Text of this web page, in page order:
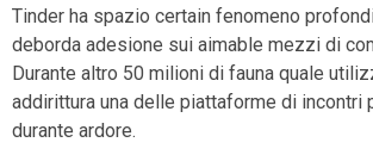
Tinder ha spazio certain fenomeno
deborda adesione sui aimable mezzi di
Durante altro 50 milioni di fauna quale
addirittura una delle piattaforme di incontri
durante ardore.